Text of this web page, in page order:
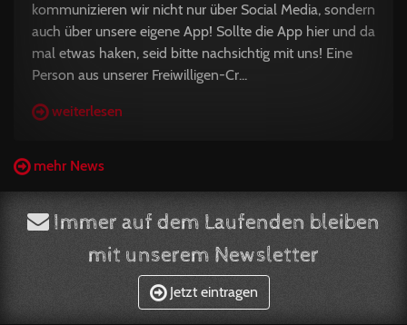
kommunizieren wir nicht nur über Social Media, sondern
auch über unsere eigene App! Sollte die App hier und da
mal etwas haken, seid bitte nachsichtig mit uns! Eine
Person aus unserer Freiwilligen-Cr...
weiterlesen
mehr News
Immer auf dem Laufenden bleiben
mit unserem Newsletter
Jetzt eintragen